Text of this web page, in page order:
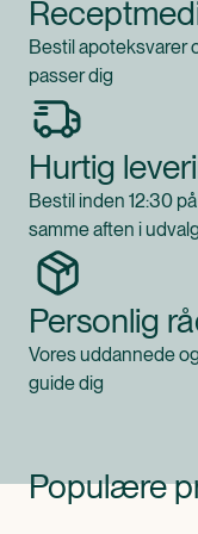
Bestil apoteksvarer
passer dig
Hurtig
Bestil inden 12:30
samme aften i
Personlig
Vores uddannede
guide dig
Populære